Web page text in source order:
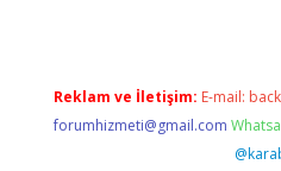
Reklam ve İletişim: E-mail:
forumhizmeti@gmail.com